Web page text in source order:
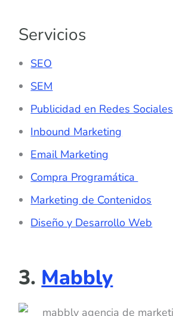
Servicios
SEO
SEM
Publicidad en Redes Sociales
Inbound Marketing
Email Marketing
Compra Programática
Marketing de Contenidos
Diseño y Desarrollo Web
3. Mabbly